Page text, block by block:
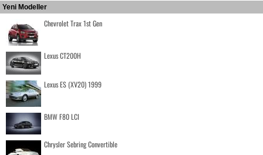
Yeni Modeller
Chevrolet Trax 1st Gen
Lexus CT200H
Lexus ES (XV20) 1999
BMW F80 LCI
Chrysler Sebring Convertible